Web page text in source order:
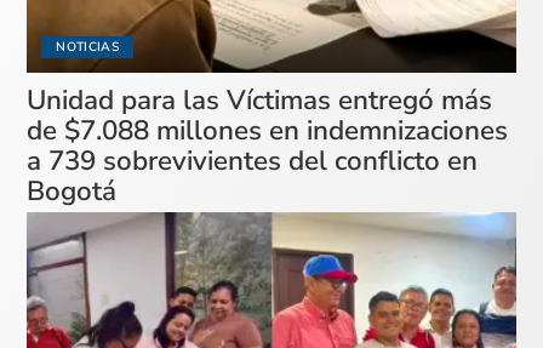
NOTICIAS
Unidad para las Víctimas entregó más
de $7.088 millones en indemnizaciones
a 739 sobrevivientes del conflicto en
Bogotá